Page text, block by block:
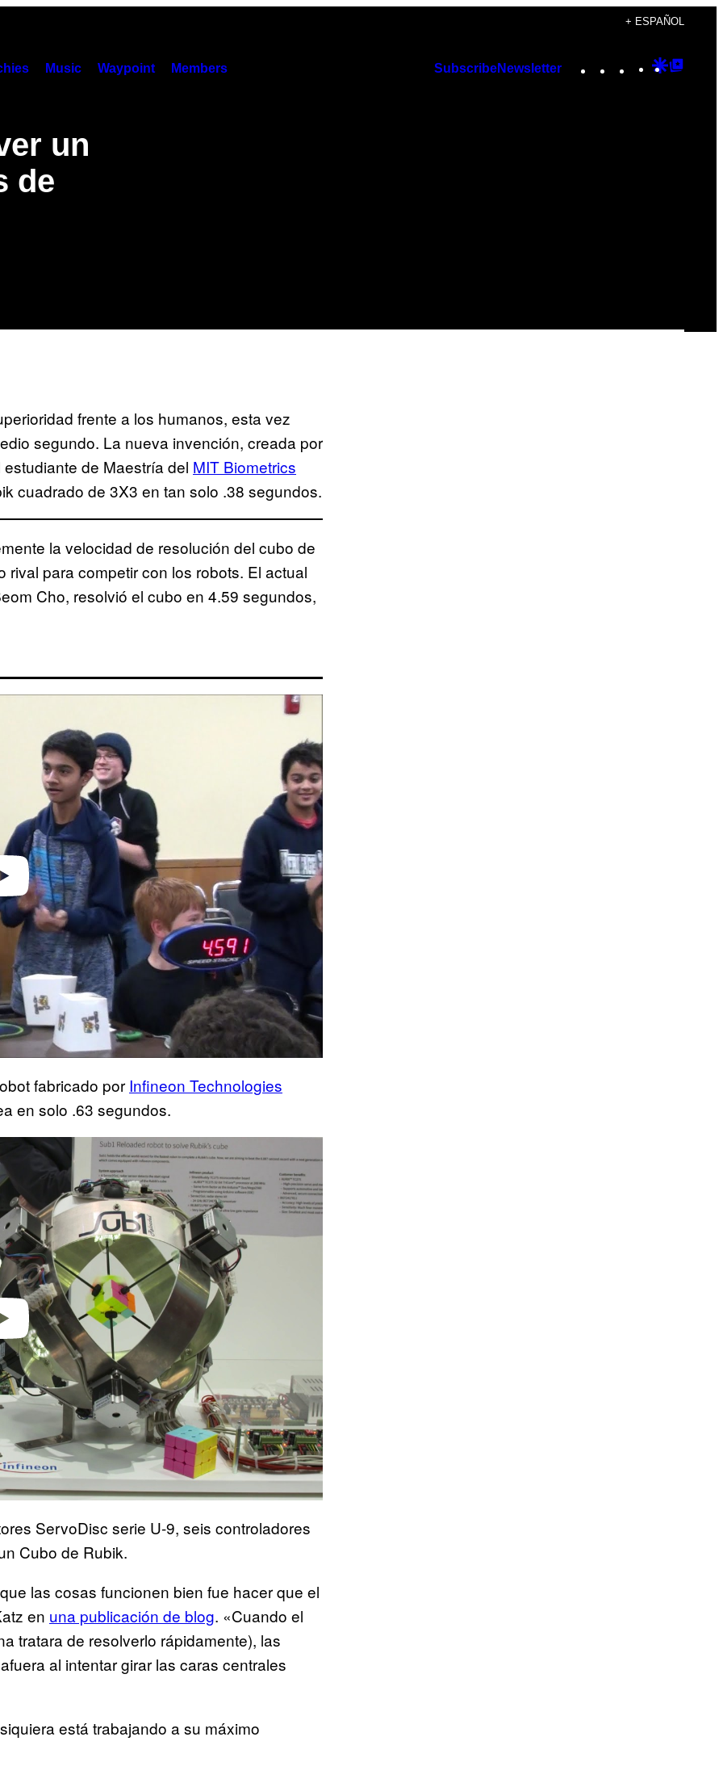
+ ESPAÑOL
Music Waypoint Members SubscribeNewsletter Instagram
TikTok
YouTube
Google
un
de
frente a los humanos, esta vez
segundo. La nueva invención, creada por
de Maestría del MIT Biometrics
cuadrado de 3X3 en tan solo .38 segundos.
la velocidad de resolución del cubo de
para competir con los robots. El actual
Cho, resolvió el cubo en 4.59 segundos,
fabricado por Infineon Technologies
en solo .63 segundos.
ServoDisc serie U-9, seis controladores
Cubo de Rubik.
las cosas funcionen bien fue hacer que el
en una publicación de blog. «Cuando el
tratara de resolverlo rápidamente), las
al intentar girar las caras centrales
está trabajando a su máximo